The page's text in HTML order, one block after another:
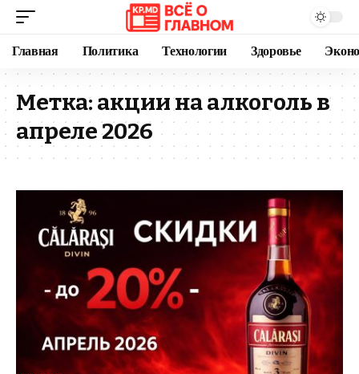
Главная Политика Технологии Здоровье
Метка: акции на алкоголь в
апреле 2026